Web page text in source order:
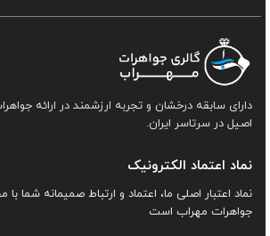
دارای سابقه درخشان و تجربه ارزشمند در ارائه
اصیل در سرتاسر ایران.
نماد اعتماد الکترونیک
نماد اعتبار اصلی ما، اعتماد و ارتباط صمیمانه شما با
جواهرات مهراب است